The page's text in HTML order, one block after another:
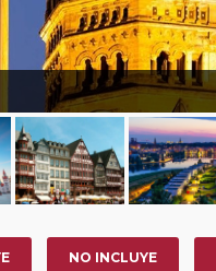
NO INCLUYE